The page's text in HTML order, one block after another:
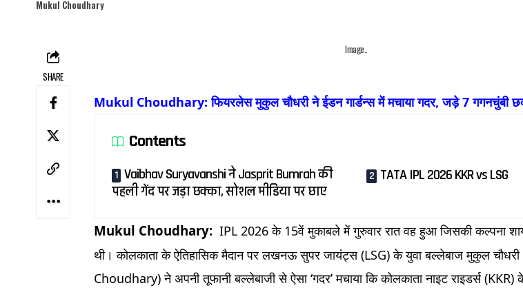
Mukul Choudhary
SHARE
Image..
Mukul Choudhary: फियरलेस मुकुल चौधरी ने ईडन गार्डन्स में मचाया गदर, जड़े 7 गगनचुंबी
Contents
Vaibhav Suryavanshi ने Jasprit Bumrah की
पहली गेंद पर जड़ा छक्का, सोशल मीडिया पर छाए
TATA IPL 2026 KKR vs LSG
Mukul Choudhary: IPL 2026 के 15वें मुकाबले में गुरुवार रात वह हुआ जिसकी कल्पना
थी। कोलकाता के ऐतिहासिक मैदान पर लखनऊ सुपर जायंट्स (LSG) के युवा बल्लेबाज मुकुल
Choudhary) ने अपनी तूफानी बल्लेबाजी से ऐसा ‘गदर’ मचाया कि कोलकाता नाइट राइडर्स